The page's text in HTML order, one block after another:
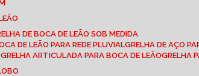
DE BOCA DE LEÃO SOB MEDIDA
DE LEÃO PARA REDE PLUVIAL
GRELHA DE AÇO
GRELHA ARTICULADA PARA BOCA DE LEÃO
GRELHA